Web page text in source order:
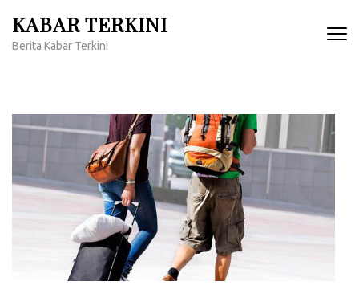
konten
KABAR TERKINI
Berita Kabar Terkini